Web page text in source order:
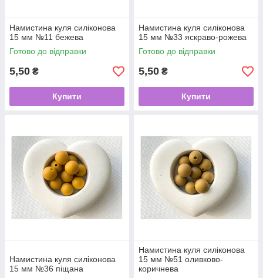
Намистина куля силіконова
15 мм №11 бежева
Готово до відправки
5,50 ₴
Купити
Намистина куля силіконова
15 мм №33 яскраво-рожева
Готово до відправки
5,50 ₴
Купити
Намистина куля силіконова
15 мм №36 піщана
Намистина куля силіконова
15 мм №51 оливково-
коричнева